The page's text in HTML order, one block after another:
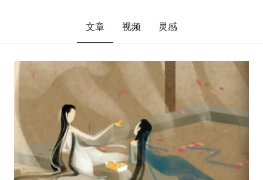
文章 视频 灵感